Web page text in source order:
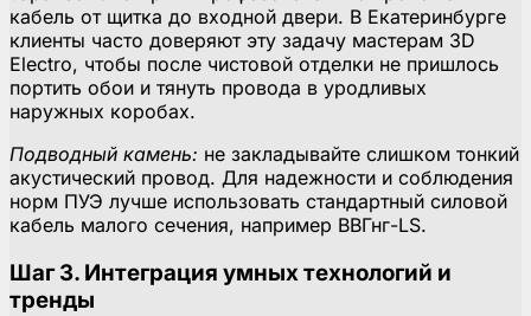
кабель от щитка до входной двери. В Екатеринбурге
клиенты часто доверяют эту задачу мастерам 3D
Electro, чтобы после чистовой отделки не пришлось
портить обои и тянуть провода в уродливых
наружных коробах.
Подводный камень: не закладывайте слишком тонкий
акустический провод. Для надежности и соблюдения
норм ПУЭ лучше использовать стандартный силовой
кабель малого сечения, например ВВГнг-LS.
Шаг 3. Интеграция умных технологий и
тренды